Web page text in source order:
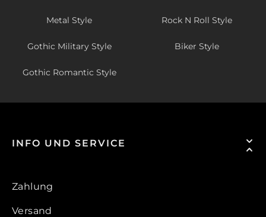
Metal Style Rock N Roll Style
Gothic Military Style Biker Style
Gothic Romantic Style
INFO UND SERVICE
Zahlung
Versand